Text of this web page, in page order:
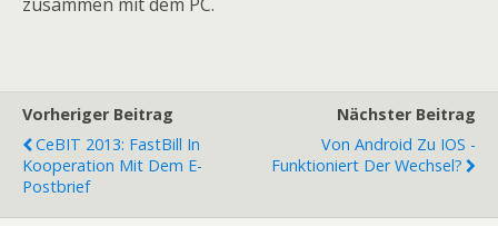
zusammen mit dem PC.
Vorheriger Beitrag
CeBIT 2013: FastBill In
Kooperation Mit Dem E-
Postbrief
Nächster Beitrag
Von Android Zu IOS -
Funktioniert Der Wechsel?